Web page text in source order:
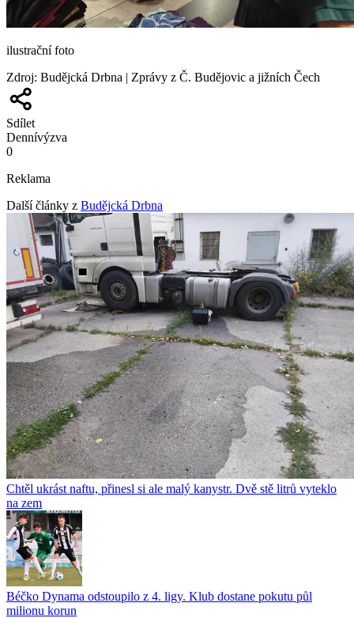
ilustrační foto
Zdroj: Budějcká Drbna | Zprávy z Č. Budějovic a jižních Čech
Sdílet
Dennívýzva
0
Reklama
Další články z Budějcká Drbna
Chtěl ukrást naftu, přinesl si ale malý kanystr. Dvě stě litrů vyteklo
na zem
Béčko Dynama odstoupilo z 4. ligy. Klub dostane pokutu půl
milionu korun